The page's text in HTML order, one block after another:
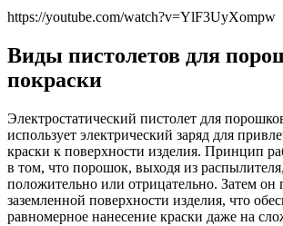
https://youtube.com/watch?v=YlF3UyXompw
Виды пистолетов для
покраски
Электростатический пистолет для
использует электрический заряд для
краски к поверхности изделия. Принцип
в том, что порошок, выходя из
положительно или отрицательно. Затем он
заземленной поверхности изделия, что
равномерное нанесение краски даже на